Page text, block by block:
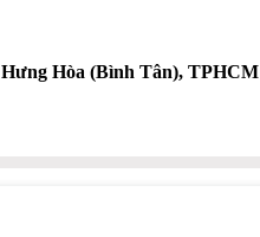
Hòa (Bình Tân), TPHCM